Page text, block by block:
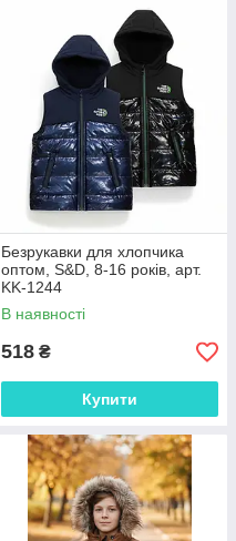
Безрукавки для хлопчика
оптом, S&D, 8-16 років, арт.
KK-1244
В наявності
518 ₴
Купити